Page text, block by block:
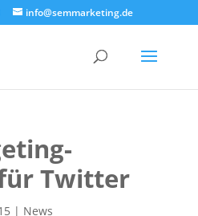
info@semmarketing.de
Twitter
| News